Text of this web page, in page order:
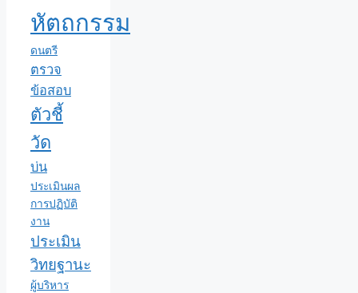
หัตถกรรม
ดนตรี
ตรวจ
ข้อสอบ
ตัวชี้
วัด
บ่น
ประเมินผล
การปฏิบัติ
งาน
ประเมิน
วิทยฐานะ
ผู้บริหาร